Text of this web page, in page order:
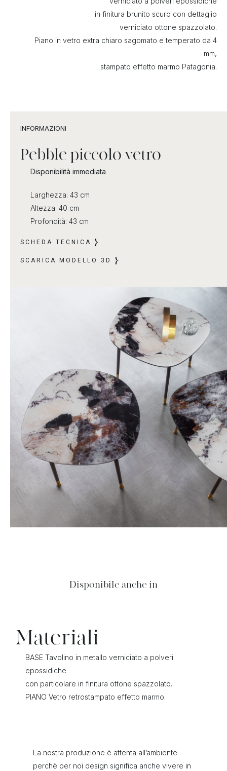
in finitura brunito scuro con dettaglio
verniciato ottone spazzolato.
Piano in vetro extra chiaro sagomato e temperato da 4
mm,
stampato effetto marmo Patagonia.
INFORMAZIONI
Pebble piccolo vetro
Disponibilità immediata
Larghezza: 43 cm
Altezza: 40 cm
Profondità: 43 cm
SCHEDA TECNICA
SCARICA MODELLO 3D
Disponibile anche in
Materiali
BASE Tavolino in metallo verniciato a polveri
epossidiche
con particolare in finitura ottone spazzolato.
PIANO Vetro retrostampato effetto marmo.
La nostra produzione è attenta all’ambiente
perchè per noi design significa anche vivere in